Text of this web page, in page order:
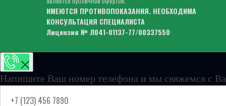
ИМЕЮТСЯ ПРОТИВОПОКАЗАНИЯ. НЕОБХОДИМА
КОНСУЛЬТАЦИЯ СПЕЦИАЛИСТА
Лицензия № Л041-01137-77/00337550
Напишите Ваш номер телефона и мы свяжемся с